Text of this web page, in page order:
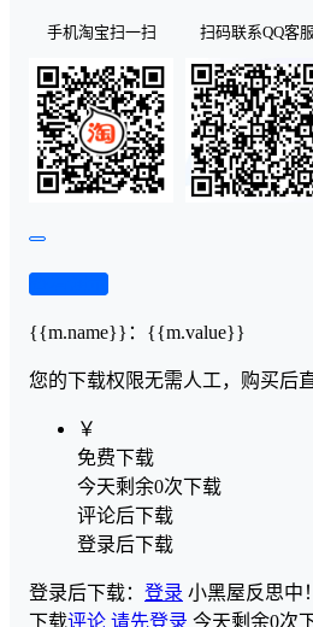
手机淘宝扫一扫 扫码联系QQ客服
{{m.name}} ： {{m.value}}
您的下载权限无需人工，购买后
￥
免费下载
今天剩余0次下载
评论后下载
登录后下载
登录后下载： 登录 小黑屋反思中
下载评论 请先登录 今天剩余0次